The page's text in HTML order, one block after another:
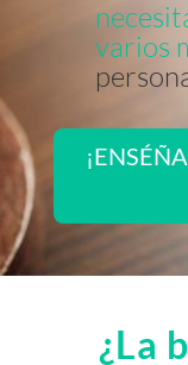
varios
¿La